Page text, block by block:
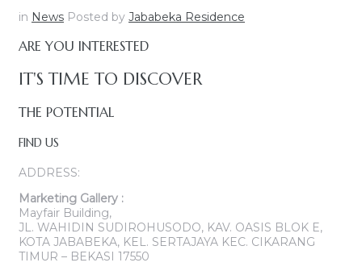
in News Posted by Jababeka Residence
ARE YOU INTERESTED
IT'S TIME TO DISCOVER
THE POTENTIAL
FIND US
ADDRESS:
Marketing Gallery :
Mayfair Building,
JL. WAHIDIN SUDIROHUSODO, KAV. OASIS BLOK E,
KOTA JABABEKA, KEL. SERTAJAYA KEC. CIKARANG
TIMUR – BEKASI 17550